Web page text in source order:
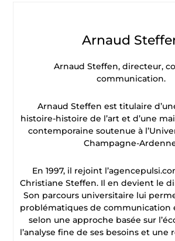
Arnaud
Arnaud Steffen, directeur,
communication.
Arnaud Steffen est titulaire
histoire-histoire de l’art et d’une
contemporaine soutenue à
Champagne-
En 1997, il rejoint
Christiane Steffen. Il en devient le
Son parcours universitaire lui
problématiques de communication
selon une approche basée sur
l’analyse fine de ses besoins et une